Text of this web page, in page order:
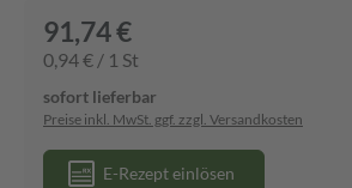
91,74 €
0,94 € / 1 St
sofort lieferbar
Preise inkl. MwSt. ggf. zzgl. Versandkosten
E-Rezept einlösen